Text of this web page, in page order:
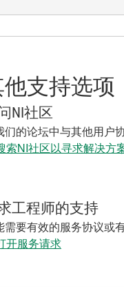
支持选项
NI社区
们的论坛中与其他用户
索NI社区以寻求解决方
工程师的支持
需要有效的服务协议或
开服务请求